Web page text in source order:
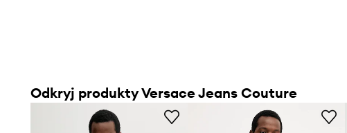
Odkryj produkty Versace Jeans Couture